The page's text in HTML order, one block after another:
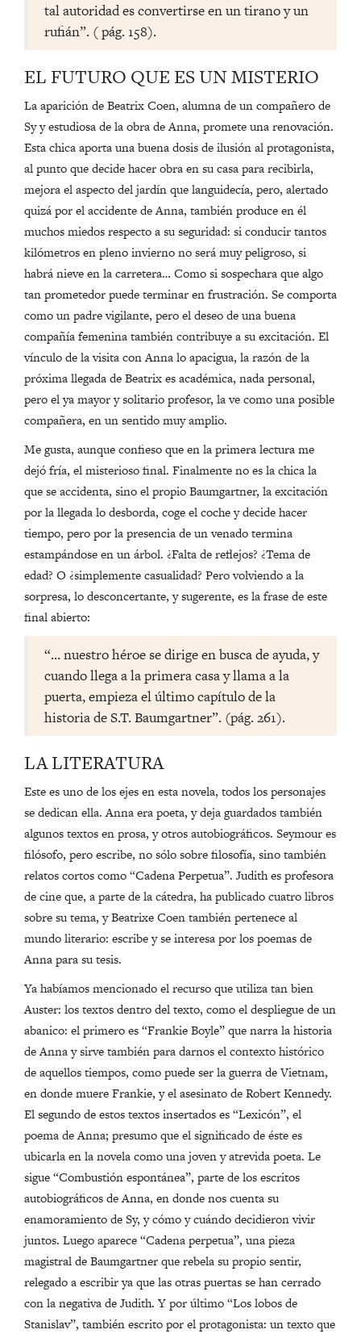
tal autoridad es convertirse en un tirano y un
rufián”. ( pág. 158).
EL FUTURO QUE ES UN MISTERIO
La aparición de Beatrix Coen, alumna de un compañero de
Sy y estudiosa de la obra de Anna, promete una renovación.
Esta chica aporta una buena dosis de ilusión al protagonista,
al punto que decide hacer obra en su casa para recibirla,
mejora el aspecto del jardín que languidecía, pero, alertado
quizá por el accidente de Anna, también produce en él
muchos miedos respecto a su seguridad: si conducir tantos
kilómetros en pleno invierno no será muy peligroso, si
habrá nieve en la carretera… Como si sospechara que algo
tan prometedor puede terminar en frustración. Se comporta
como un padre vigilante, pero el deseo de una buena
compañía femenina también contribuye a su excitación. El
vínculo de la visita con Anna lo apacigua, la razón de la
próxima llegada de Beatrix es académica, nada personal,
pero el ya mayor y solitario profesor, la ve como una posible
compañera, en un sentido muy amplio.
Me gusta, aunque confieso que en la primera lectura me
dejó fría, el misterioso final. Finalmente no es la chica la
que se accidenta, sino el propio Baumgartner, la excitación
por la llegada lo desborda, coge el coche y decide hacer
tiempo, pero por la presencia de un venado termina
estampándose en un árbol. ¿Falta de reflejos? ¿Tema de
edad? O ¿simplemente casualidad? Pero volviendo a la
sorpresa, lo desconcertante, y sugerente, es la frase de este
final abierto:
“… nuestro héroe se dirige en busca de ayuda, y
cuando llega a la primera casa y llama a la
puerta, empieza el último capítulo de la
historia de S.T. Baumgartner”. (pág. 261).
LA LITERATURA
Este es uno de los ejes en esta novela, todos los personajes
se dedican ella. Anna era poeta, y deja guardados también
algunos textos en prosa, y otros autobiográficos. Seymour es
filósofo, pero escribe, no sólo sobre filosofía, sino también
relatos cortos como “Cadena Perpetua”. Judith es profesora
de cine que, a parte de la cátedra, ha publicado cuatro libros
sobre su tema, y Beatrixe Coen también pertenece al
mundo literario: escribe y se interesa por los poemas de
Anna para su tesis.
Ya habíamos mencionado el recurso que utiliza tan bien
Auster: los textos dentro del texto, como el despliegue de un
abanico: el primero es “Frankie Boyle” que narra la historia
de Anna y sirve también para darnos el contexto histórico
de aquellos tiempos, como puede ser la guerra de Vietnam,
en donde muere Frankie, y el asesinato de Robert Kennedy.
El segundo de estos textos insertados es “Lexicón”, el
poema de Anna; presumo que el significado de éste es
ubicarla en la novela como una joven y atrevida poeta. Le
sigue “Combustión espontánea”, parte de los escritos
autobiográficos de Anna, en donde nos cuenta su
enamoramiento de Sy, y cómo y cuándo decidieron vivir
juntos. Luego aparece “Cadena perpetua”, una pieza
magistral de Baumgartner que rebela su propio sentir,
relegado a escribir ya que las otras puertas se han cerrado
con la negativa de Judith. Y por último “Los lobos de
Stanislav”, también escrito por el protagonista: un texto que